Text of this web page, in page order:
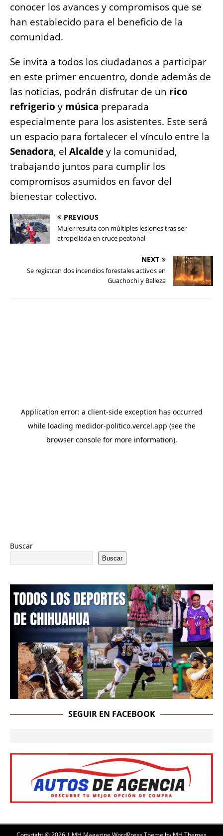
conocer los avances y compromisos que se
han establecido para el beneficio de la
comunidad.
Se invita a todos los ciudadanos a participar
en este primer encuentro, donde además de
las noticias, podrán disfrutar de un rico
refrigerio y música preparada
especialmente para los asistentes. Este será
un espacio para fortalecer el vínculo entre la
Senadora, el Alcaldey la comunidad,
trabajando juntos para cumplir los
compromisos asumidos en favor del
bienestar colectivo.
PREVIOUS
Mujer resulta con múltiples lesiones tras ser
atropellada en cruce peatonal
NEXT
Se registran dos incendios forestales activos en
Guachochi y Balleza
Buscar
Buscar
SEGUIR EN FACEBOOK